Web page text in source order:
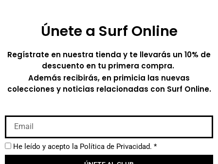
Únete a Surf Online
Regístrate en nuestra tienda y te llevarás un 10% de
descuento en tu primera compra.
Además recibirás, en primicia las nuevas
colecciones y noticias relacionadas con Surf Online.
He leído y acepto la Política de Privacidad. *